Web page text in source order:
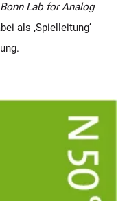
Bonn Lab for Analog
als ‚Spielleitung‘